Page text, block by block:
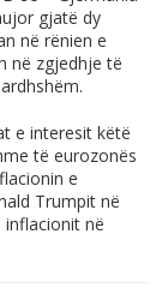
gjatë dy
në rënien e
në zgjedhje të
e interesit këtë
të eurozonës
e
Trumpit në
në